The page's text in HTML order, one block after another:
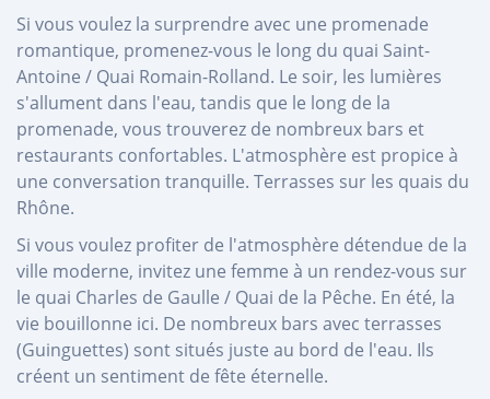
Si vous voulez la surprendre avec une promenade
romantique, promenez-vous le long du quai Saint-
Antoine / Quai Romain-Rolland. Le soir, les lumières
s'allument dans l'eau, tandis que le long de la
promenade, vous trouverez de nombreux bars et
restaurants confortables. L'atmosphère est propice à
une conversation tranquille. Terrasses sur les quais du
Rhône.
Si vous voulez profiter de l'atmosphère détendue de la
ville moderne, invitez une femme à un rendez-vous sur
le quai Charles de Gaulle / Quai de la Pêche. En été, la
vie bouillonne ici. De nombreux bars avec terrasses
(Guinguettes) sont situés juste au bord de l'eau. Ils
créent un sentiment de fête éternelle.